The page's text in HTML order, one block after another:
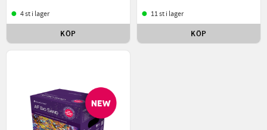
4 st i lager
KÖP
11 st i lager
KÖP